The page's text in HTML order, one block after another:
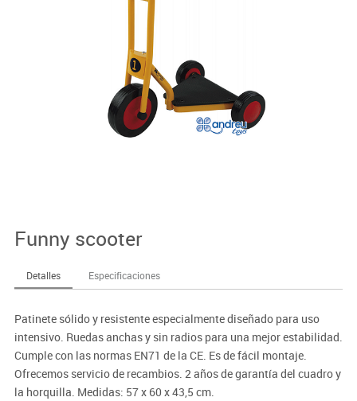
Funny scooter
Detalles Especificaciones
Patinete sólido y resistente especialmente diseñado para uso
intensivo. Ruedas anchas y sin radios para una mejor estabilidad.
Cumple con las normas EN71 de la CE. Es de fácil montaje.
Ofrecemos servicio de recambios. 2 años de garantía del cuadro y
la horquilla. Medidas: 57 x 60 x 43,5 cm.